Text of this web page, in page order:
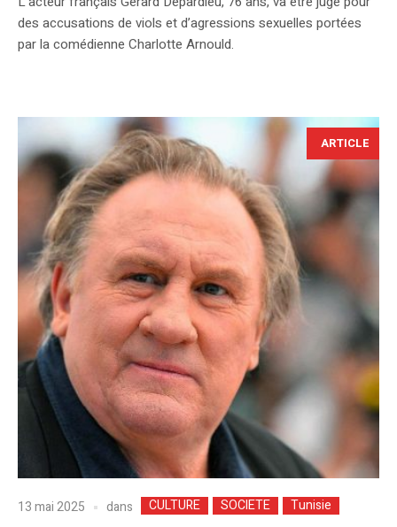
des accusations de viols et d’agressions sexuelles portées
par la comédienne Charlotte Arnould.
ARTICLE
13 mai 2025 dans CULTURE SOCIETE Tunisie